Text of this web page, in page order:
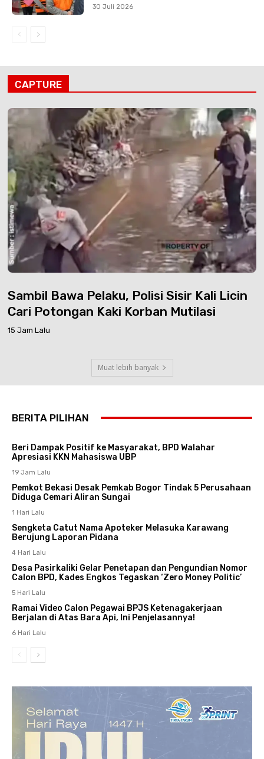
30 Juli 2026
CAPTURE
Sambil Bawa Pelaku, Polisi Sisir Kali Licin
Cari Potongan Kaki Korban Mutilasi
15 Jam Lalu
Muat lebih banyak
BERITA PILIHAN
Beri Dampak Positif ke Masyarakat, BPD Walahar
Apresiasi KKN Mahasiswa UBP
19 Jam Lalu
Pemkot Bekasi Desak Pemkab Bogor Tindak 5 Perusahaan
Diduga Cemari Aliran Sungai
1 Hari Lalu
Sengketa Catut Nama Apoteker Melasuka Karawang
Berujung Laporan Pidana
4 Hari Lalu
Desa Pasirkaliki Gelar Penetapan dan Pengundian Nomor
Calon BPD, Kades Engkos Tegaskan ‘Zero Money Politic’
5 Hari Lalu
Ramai Video Calon Pegawai BPJS Ketenagakerjaan
Berjalan di Atas Bara Api, Ini Penjelasannya!
6 Hari Lalu